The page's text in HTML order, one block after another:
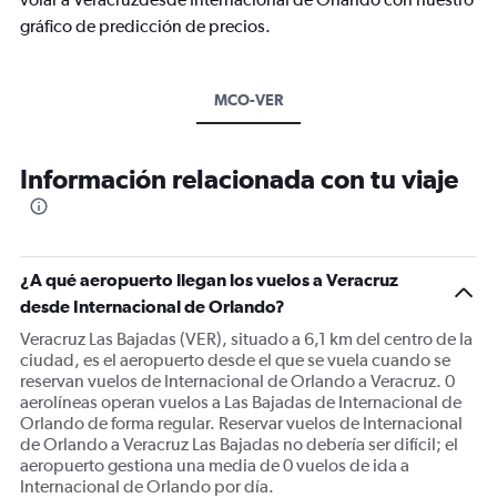
gráfico de predicción de precios.
MCO-VER
Información relacionada con tu viaje
¿A qué aeropuerto llegan los vuelos a Veracruz
desde Internacional de Orlando?
Veracruz Las Bajadas (VER), situado a 6,1 km del centro de la
ciudad, es el aeropuerto desde el que se vuela cuando se
reservan vuelos de Internacional de Orlando a Veracruz. 0
aerolíneas operan vuelos a Las Bajadas de Internacional de
Orlando de forma regular. Reservar vuelos de Internacional
de Orlando a Veracruz Las Bajadas no debería ser difícil; el
aeropuerto gestiona una media de 0 vuelos de ida a
Internacional de Orlando por día.